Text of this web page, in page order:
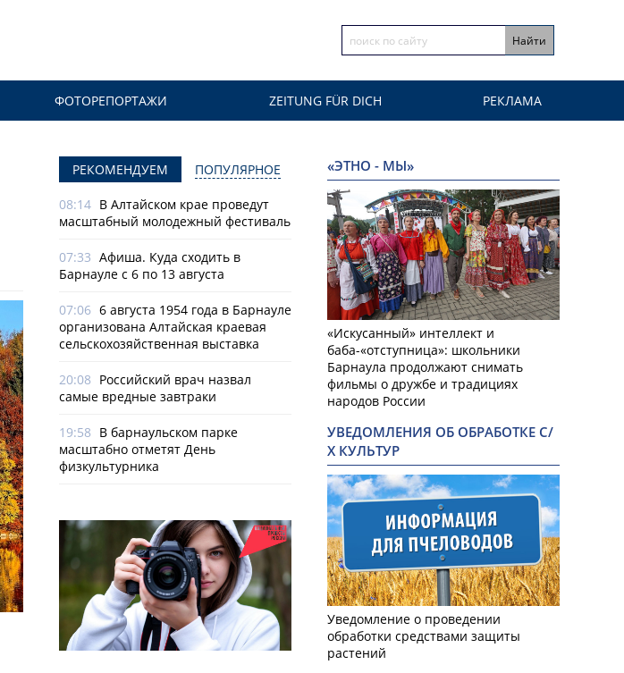
ФОТОРЕПОРТАЖИ ZEITUNG FÜR DICH РЕКЛАМА
РЕКОМЕНДУЕМ ПОПУЛЯРНОЕ
08:14 В Алтайском крае проведут
масштабный молодежный фестиваль
07:33 Афиша. Куда сходить в
Барнауле с 6 по 13 августа
07:06 6 августа 1954 года в Барнауле
организована Алтайская краевая
сельскохозяйственная выставка
20:08 Российский врач назвал
самые вредные завтраки
19:58 В барнаульском парке
масштабно отметят День
физкультурника
«ЭТНО - МЫ»
«Искусанный» интеллект и
баба-«отступница»: школьники
Барнаула продолжают снимать
фильмы о дружбе и традициях
народов России
УВЕДОМЛЕНИЯ ОБ ОБРАБОТКЕ С/
Х КУЛЬТУР
Уведомление о проведении
обработки средствами защиты
растений